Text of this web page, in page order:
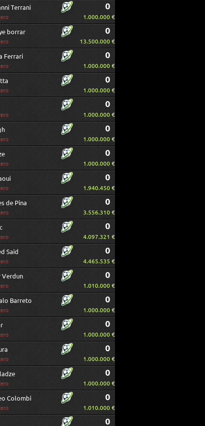
Terrani 0
1.000.000 €
borrar 0
13.500.000 €
Ferrari 0
1.000.000 €
0
1.000.000 €
0
1.000.000 €
0
1.000.000 €
0
1.000.000 €
0
1.940.450 €
de Pina 0
3.556.310 €
0
4.097.321 €
Said 0
4.465.535 €
Verdun 0
1.010.000 €
Barreto 0
1.000.000 €
0
1.000.000 €
0
1.000.000 €
0
1.000.000 €
Colombi 0
1.010.000 €
0